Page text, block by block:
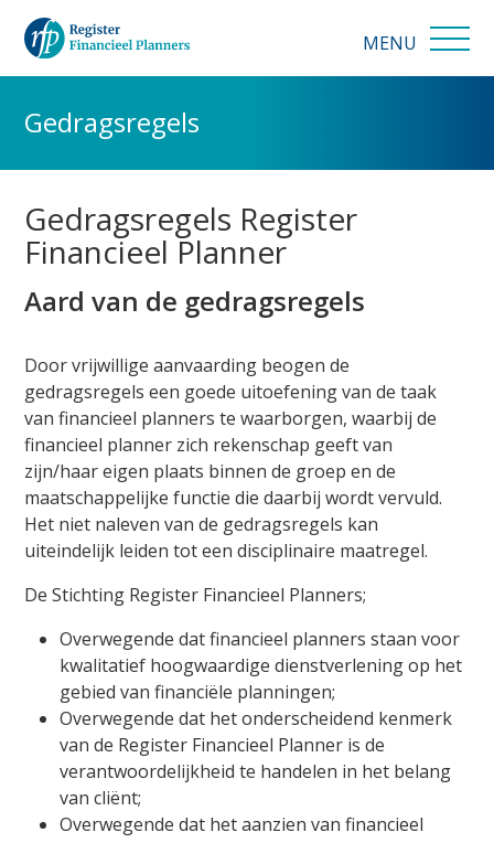
Gedragsregels
Gedragsregels Register
Financieel Planner
Aard van de gedragsregels
Door vrijwillige aanvaarding beogen de
gedragsregels een goede uitoefening van de taak
van financieel planners te waarborgen, waarbij de
financieel planner zich rekenschap geeft van
zijn/haar eigen plaats binnen de groep en de
maatschappelijke functie die daarbij wordt vervuld.
Het niet naleven van de gedragsregels kan
uiteindelijk leiden tot een disciplinaire maatregel.
De Stichting Register Financieel Planners;
Overwegende dat financieel planners staan voor
kwalitatief hoogwaardige dienstverlening op het
gebied van financiële planningen;
Overwegende dat het onderscheidend kenmerk
van de Register Financieel Planner is de
verantwoordelijkheid te handelen in het belang
van cliënt;
Overwegende dat het aanzien van financieel